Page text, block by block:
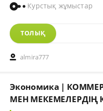
Курстық жұмыстар
ТОЛЫҚ
almira777
Экономика |
МЕН